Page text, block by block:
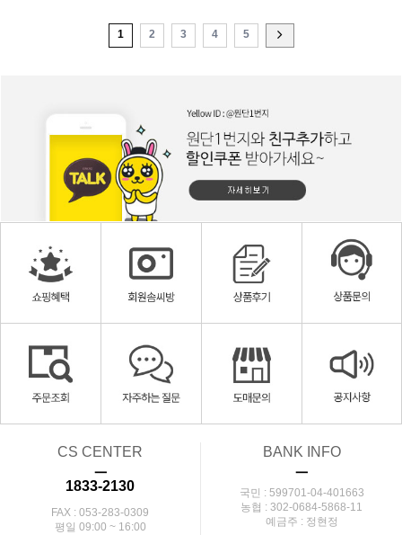
1 2 3 4 5
CS CENTER
ㅡ
1833-2130
FAX : 053-283-0309
평일 09:00 ~ 16:00
BANK INFO
ㅡ
국민 : 599701-04-401663
농협 : 302-0684-5868-11
예금주 : 정현정